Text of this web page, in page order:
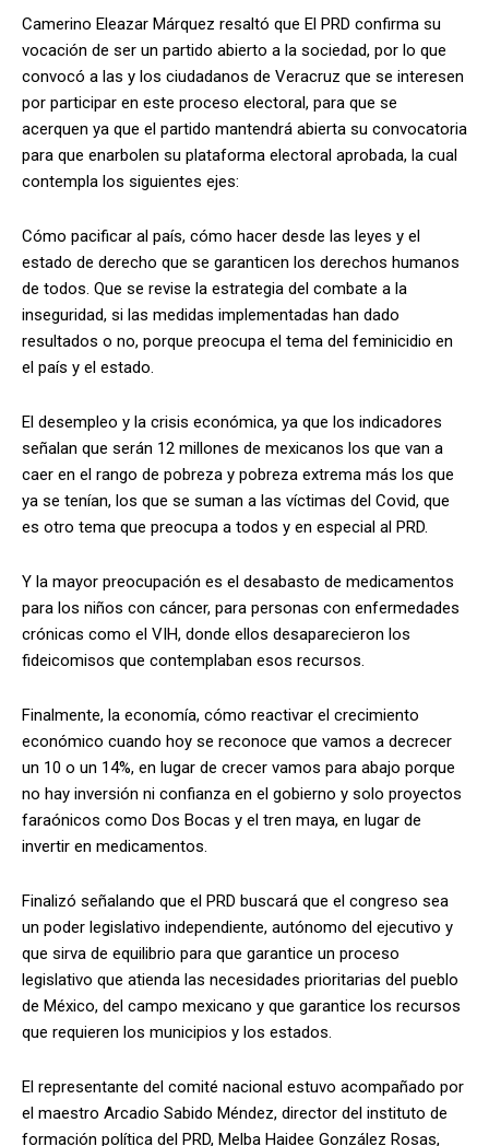
Camerino Eleazar Márquez resaltó que El PRD confirma su
vocación de ser un partido abierto a la sociedad, por lo que
convocó a las y los ciudadanos de Veracruz que se interesen
por participar en este proceso electoral, para que se
acerquen ya que el partido mantendrá abierta su convocatoria
para que enarbolen su plataforma electoral aprobada, la cual
contempla los siguientes ejes:
Cómo pacificar al país, cómo hacer desde las leyes y el
estado de derecho que se garanticen los derechos humanos
de todos. Que se revise la estrategia del combate a la
inseguridad, si las medidas implementadas han dado
resultados o no, porque preocupa el tema del feminicidio en
el país y el estado.
El desempleo y la crisis económica, ya que los indicadores
señalan que serán 12 millones de mexicanos los que van a
caer en el rango de pobreza y pobreza extrema más los que
ya se tenían, los que se suman a las víctimas del Covid, que
es otro tema que preocupa a todos y en especial al PRD.
Y la mayor preocupación es el desabasto de medicamentos
para los niños con cáncer, para personas con enfermedades
crónicas como el VIH, donde ellos desaparecieron los
fideicomisos que contemplaban esos recursos.
Finalmente, la economía, cómo reactivar el crecimiento
económico cuando hoy se reconoce que vamos a decrecer
un 10 o un 14%, en lugar de crecer vamos para abajo porque
no hay inversión ni confianza en el gobierno y solo proyectos
faraónicos como Dos Bocas y el tren maya, en lugar de
invertir en medicamentos.
Finalizó señalando que el PRD buscará que el congreso sea
un poder legislativo independiente, autónomo del ejecutivo y
que sirva de equilibrio para que garantice un proceso
legislativo que atienda las necesidades prioritarias del pueblo
de México, del campo mexicano y que garantice los recursos
que requieren los municipios y los estados.
El representante del comité nacional estuvo acompañado por
el maestro Arcadio Sabido Méndez, director del instituto de
formación política del PRD, Melba Haidee González Rosas,